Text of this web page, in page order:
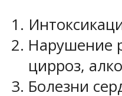
Нарушение
цирроз,
Болезни